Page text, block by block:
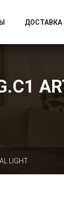
ДОСТАВКА
LIGHT